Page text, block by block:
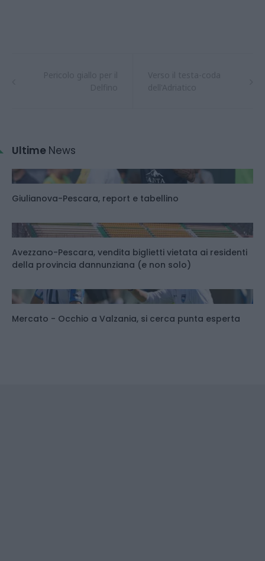
Ultime News
Giulianova-Pescara, report e tabellino
Avezzano-Pescara, vendita biglietti vietata ai residenti
della provincia dannunziana (e non solo)
Mercato - Occhio a Valzania, si cerca punta esperta